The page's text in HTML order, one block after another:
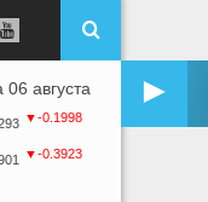
►
августа
▼-0.1998
▼-0.3923